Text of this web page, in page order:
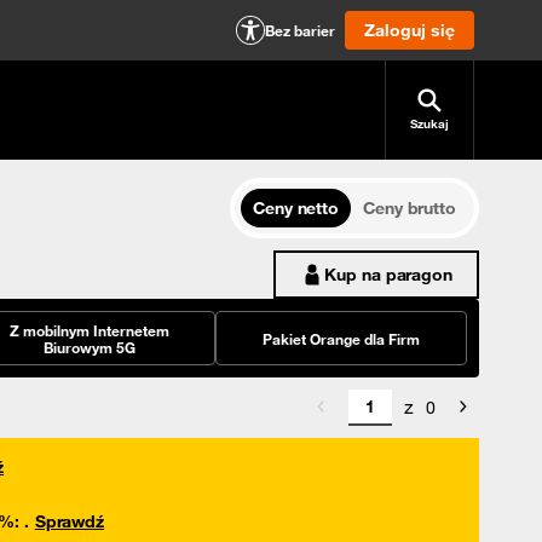
Bez barier Zaloguj się
Szukaj
Ceny netto
Ceny brutto
Kup na paragon
Z mobilnym Internetem
Biurowym 5G
Pakiet Orange dla Firm
z 0
: . Sprawdź